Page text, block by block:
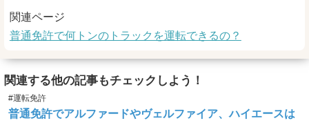
関連ページ
普通免許で何トンのトラックを運転できるの？
関連する他の記事もチェックしよう！
#運転免許
普通免許でアルファードやヴェルファイア、ハイエースは